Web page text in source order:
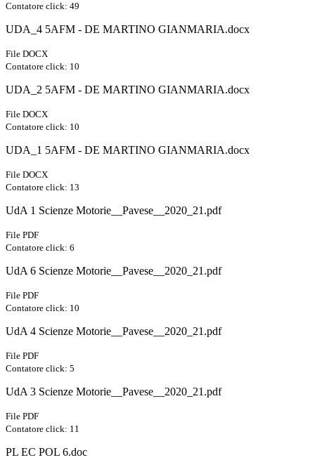
Contatore click: 49
UDA_4 5AFM - DE MARTINO GIANMARIA.docx
File DOCX
Contatore click: 10
UDA_2 5AFM - DE MARTINO GIANMARIA.docx
File DOCX
Contatore click: 10
UDA_1 5AFM - DE MARTINO GIANMARIA.docx
File DOCX
Contatore click: 13
UdA 1 Scienze Motorie__Pavese__2020_21.pdf
File PDF
Contatore click: 6
UdA 6 Scienze Motorie__Pavese__2020_21.pdf
File PDF
Contatore click: 10
UdA 4 Scienze Motorie__Pavese__2020_21.pdf
File PDF
Contatore click: 5
UdA 3 Scienze Motorie__Pavese__2020_21.pdf
File PDF
Contatore click: 11
PL EC POL 6.doc